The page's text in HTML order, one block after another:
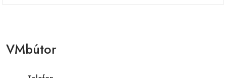
VMbútor